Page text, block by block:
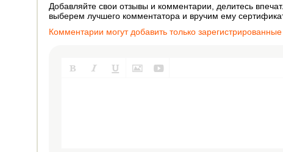
Добавляйте свои отзывы и комментарии, делитесь
выберем лучшего комментатора и вручим ему
Комментарии могут добавить только зарегистрированные
    